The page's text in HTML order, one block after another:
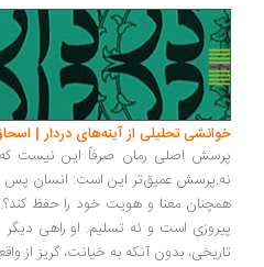
تحلیلی از آینه‌های دردار | اسحاق
اصلی رمان صرفاً این نیست که آیا
عمیق‌تر این است: انسان پس از
معنا و هویت خود را حفظ کند؟...
است و نه تسلیم. او راهی دیگر را
بدون آنکه به خیانت، گریز از واقعیت یا